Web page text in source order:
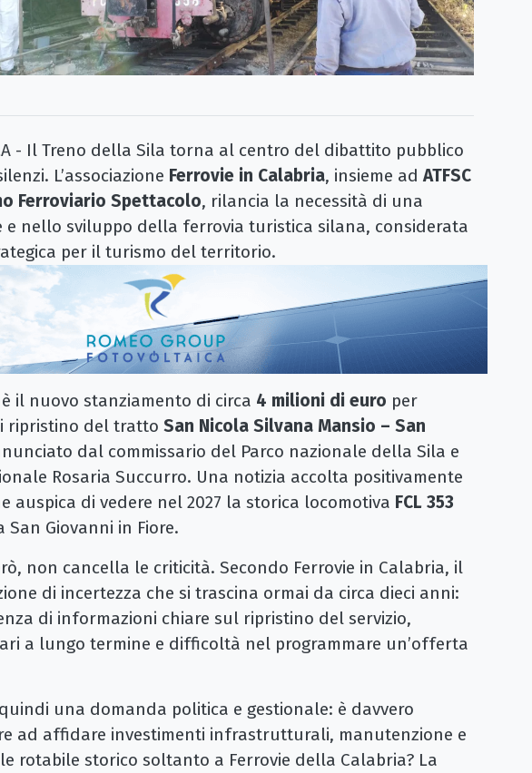
- Il Treno della Sila torna al centro del dibattito pubblico
L’associazione Ferrovie in Calabria, insieme ad ATFSC
Ferroviario Spettacolo, rilancia la necessità di una
e nello sviluppo della ferrovia turistica silana, considerata
per il turismo del territorio.
il nuovo stanziamento di circa 4 milioni di euro per
ripristino del tratto San Nicola Silvana Mansio – San
dal commissario del Parco nazionale della Sila e
Rosaria Succurro. Una notizia accolta positivamente
auspica di vedere nel 2027 la storica locomotiva FCL 353
Giovanni in Fiore.
non cancella le criticità. Secondo Ferrovie in Calabria, il
di incertezza che si trascina ormai da circa dieci anni:
di informazioni chiare sul ripristino del servizio,
a lungo termine e difficoltà nel programmare un’offerta
quindi una domanda politica e gestionale: è davvero
ad affidare investimenti infrastrutturali, manutenzione e
rotabile storico soltanto a Ferrovie della Calabria? La